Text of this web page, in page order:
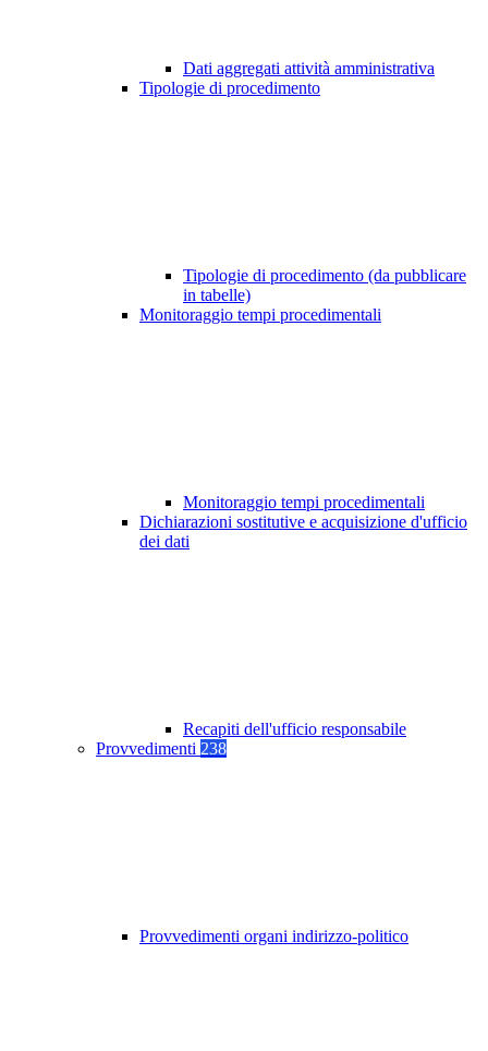
Dati aggregati attività amministrativa
Tipologie di procedimento
Tipologie di procedimento (da pubblicare
in tabelle)
Monitoraggio tempi procedimentali
Monitoraggio tempi procedimentali
Dichiarazioni sostitutive e acquisizione d'ufficio
dei dati
Recapiti dell'ufficio responsabile
Provvedimenti 238
Provvedimenti organi indirizzo-politico